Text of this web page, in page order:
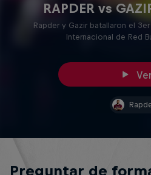
RAPDER vs
Rapder y Gazir batallaron el
Internacional de Red
Preguntar de